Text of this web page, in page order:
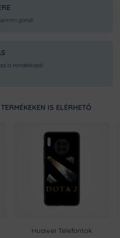
gond!
a rendelésed!
IS ELÉRHETŐ
Huawei Telefontok